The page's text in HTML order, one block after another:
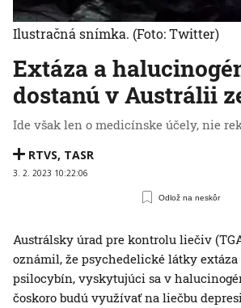
Extáza a
dostanú v Austrálii
Ide však len o medicínske účely, nie
RTVS, TASR
3. 2. 2023 10:22:06
Odlož na neskôr
Ilustračná snímka. (Foto: Twitter)
Austrálsky úrad pre kontrolu liečiv
oznámil, že psychedelické látky extáza
psilocybín, vyskytujúci sa v
čoskoro budú využívať na liečbu